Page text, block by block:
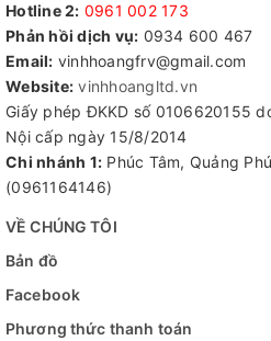
Hotline 2: 0961 002 173​
Phản hồi dịch vụ: 0934 600 467
Email: vinhhoangfrv@gmail.com
Website: vinhhoangltd.vn
Giấy phép ĐKKD số 0106620155
Nội cấp ngày 15/8/2014
Chi nhánh 1: Phúc Tâm, Quảng
(0961164146)
VỀ CHÚNG TÔI
Bản đồ
Facebook
Phương thức thanh toán